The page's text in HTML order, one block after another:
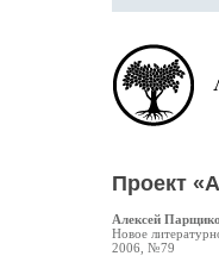
Проект
Алексей
Новое
2006, №79